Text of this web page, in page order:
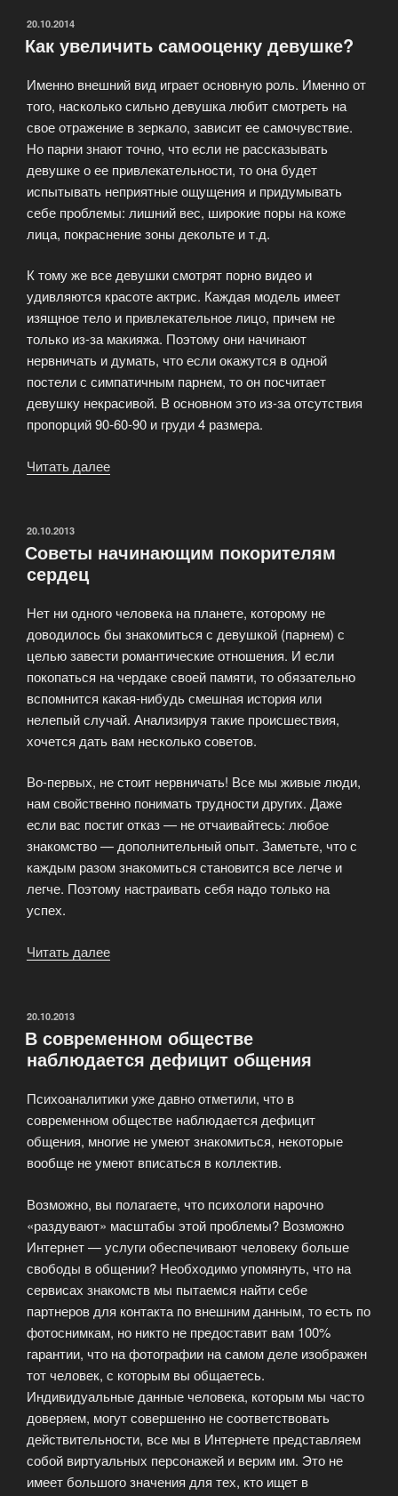
заблуждения»
ОПУБЛИКОВАНО
20.10.2014
Как увеличить самооценку девушке?
Именно внешний вид играет основную роль. Именно от
того, насколько сильно девушка любит смотреть на
свое отражение в зеркало, зависит ее самочувствие.
Но парни знают точно, что если не рассказывать
девушке о ее привлекательности, то она будет
испытывать неприятные ощущения и придумывать
себе проблемы: лишний вес, широкие поры на коже
лица, покраснение зоны декольте и т.д.
К тому же все девушки смотрят порно видео и
удивляются красоте актрис. Каждая модель имеет
изящное тело и привлекательное лицо, причем не
только из-за макияжа. Поэтому они начинают
нервничать и думать, что если окажутся в одной
постели с симпатичным парнем, то он посчитает
девушку некрасивой. В основном это из-за отсутствия
пропорций 90-60-90 и груди 4 размера.
Читать далее
ОПУБЛИКОВАНО
20.10.2013
Советы начинающим покорителям
сердец
Нет ни одного человека на планете, которому не
доводилось бы знакомиться с девушкой (парнем) с
целью завести романтические отношения. И если
покопаться на чердаке своей памяти, то обязательно
вспомнится какая-нибудь смешная история или
нелепый случай. Анализируя такие происшествия,
хочется дать вам несколько советов.
Во-первых, не стоит нервничать! Все мы живые люди,
нам свойственно понимать трудности других. Даже
если вас постиг отказ — не отчаивайтесь: любое
знакомство — дополнительный опыт. Заметьте, что с
каждым разом знакомиться становится все легче и
легче. Поэтому настраивать себя надо только на
успех.
Читать далее
ОПУБЛИКОВАНО
20.10.2013
В современном обществе
наблюдается дефицит общения
Психоаналитики уже давно отметили, что в
современном обществе наблюдается дефицит
общения, многие не умеют знакомиться, некоторые
вообще не умеют вписаться в коллектив.
Возможно, вы полагаете, что психологи нарочно
«раздувают» масштабы этой проблемы? Возможно
Интернет — услуги обеспечивают человеку больше
свободы в общении? Необходимо упомянуть, что на
сервисах знакомств мы пытаемся найти себе
партнеров для контакта по внешним данным, то есть по
фотоснимкам, но никто не предоставит вам 100%
гарантии, что на фотографии на самом деле изображен
тот человек, с которым вы общаетесь.
Индивидуальные данные человека, которым мы часто
доверяем, могут совершенно не соответствовать
действительности, все мы в Интернете представляем
собой виртуальных персонажей и верим им. Это не
имеет большого значения для тех, кто ищет в